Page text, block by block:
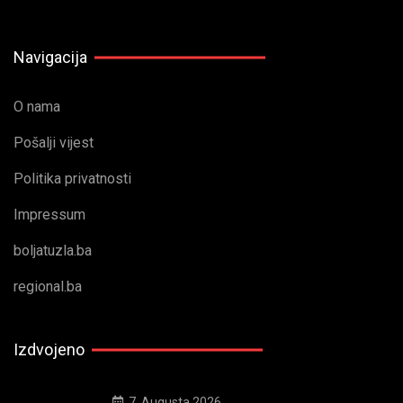
Navigacija
O nama
Pošalji vijest
Politika privatnosti
Impressum
boljatuzla.ba
regional.ba
Izdvojeno